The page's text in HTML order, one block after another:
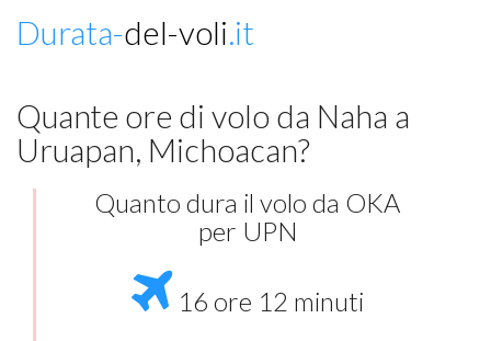
Durata-del-voli.it
Quante ore di volo da Naha a
Uruapan, Michoacan?
Quanto dura il volo da OKA
per UPN
16 ore 12 minuti